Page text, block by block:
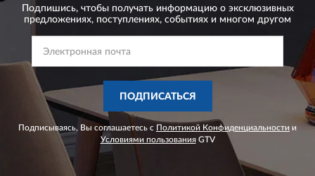
Подпишись, чтобы получать информацию о эксклюзивных
предложениях, поступлениях, событиях и многом другом
ПОДПИСАТЬСЯ
Подписываясь, Вы соглашаетесь с Политикой Конфиденциальности и
Условиями пользованияGTV